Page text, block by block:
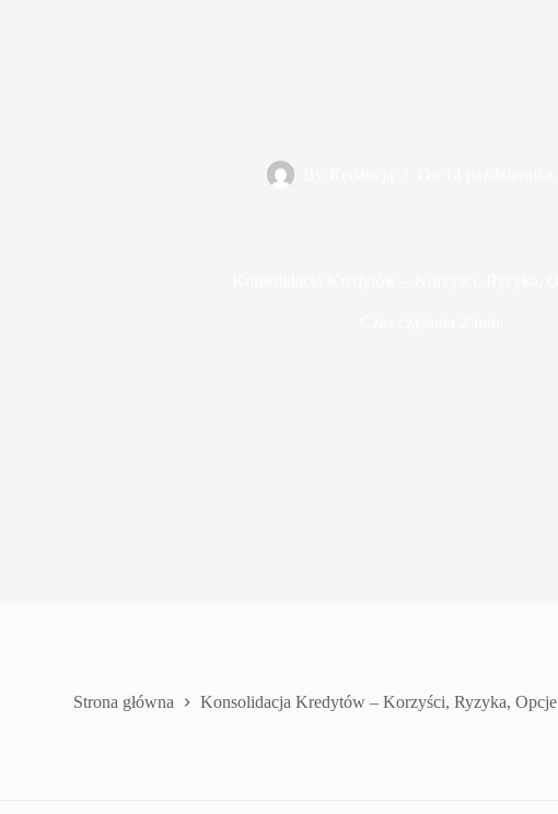
Strona główna Konsolidacja Kredytów – Korzyści, Ryzyka, Opcje